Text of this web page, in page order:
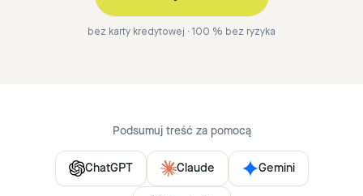
bez karty kredytowej · 100 % bez ryzyka
Podsumuj treść za pomocą
ChatGPT Claude Gemini